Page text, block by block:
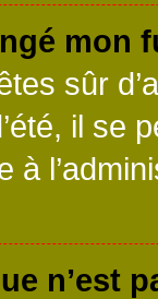
mon
sûr
il se
à
n’est